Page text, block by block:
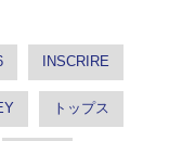
INSCRIRE
トップス